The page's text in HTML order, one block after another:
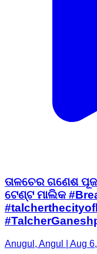
ତାଳଚେର ଗଣେଶ
ଟେଣ୍ଟ ମାଲିକ
Anugul, Angul | Aug